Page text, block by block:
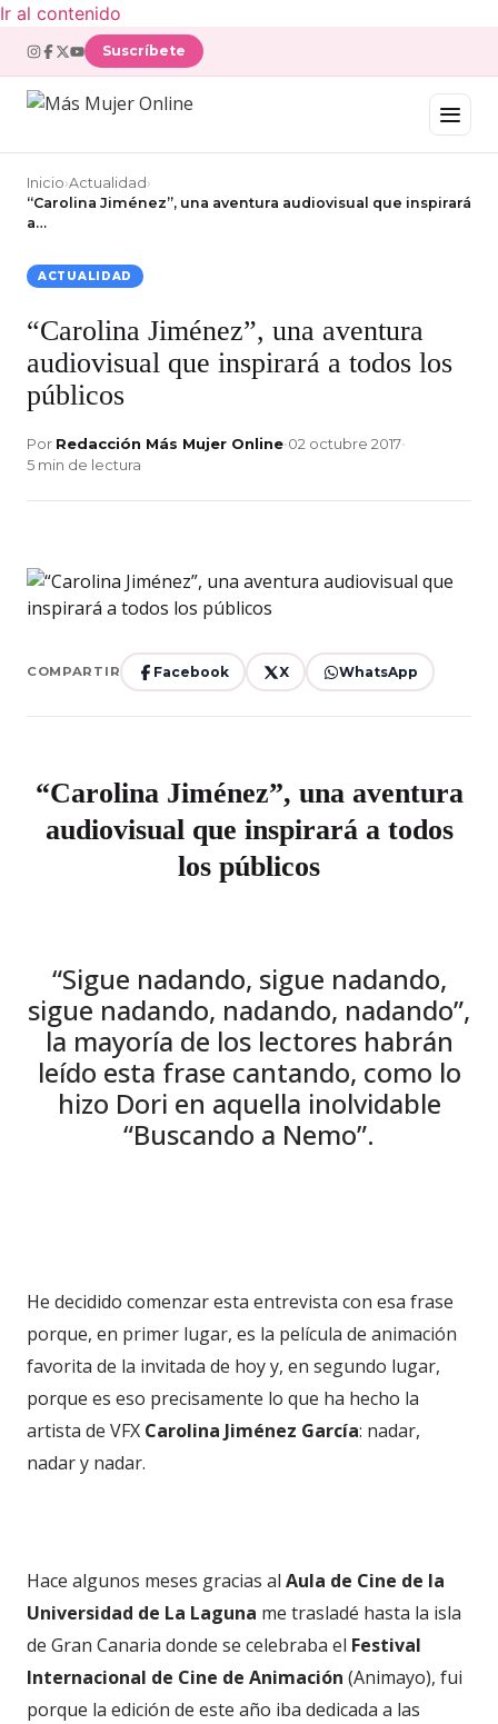
Ir al contenido
Suscríbete
Inicio›Actualidad ›
“Carolina Jiménez”, una aventura audiovisual que inspirará
a…
ACTUALIDAD
“Carolina Jiménez”, una aventura
audiovisual que inspirará a todos los
públicos
Por Redacción Más Mujer Online•02 octubre 2017•
5 min de lectura
COMPARTIR Facebook X WhatsApp
“Carolina Jiménez”, una aventura
audiovisual que inspirará a todos
los públicos
“Sigue nadando, sigue nadando,
sigue nadando, nadando, nadando”,
la mayoría de los lectores habrán
leído esta frase cantando, como lo
hizo Dori en aquella inolvidable
“Buscando a Nemo”.
He decidido comenzar esta entrevista con esa frase
porque, en primer lugar, es la película de animación
favorita de la invitada de hoy y, en segundo lugar,
porque es eso precisamente lo que ha hecho la
artista de VFX Carolina Jiménez García: nadar,
nadar y nadar.
Hace algunos meses gracias al Aula de Cine de la
Universidad de La Laguna me trasladé hasta la isla
de Gran Canaria donde se celebraba el Festival
Internacional de Cine de Animación (Animayo), fui
porque la edición de este año iba dedicada a las